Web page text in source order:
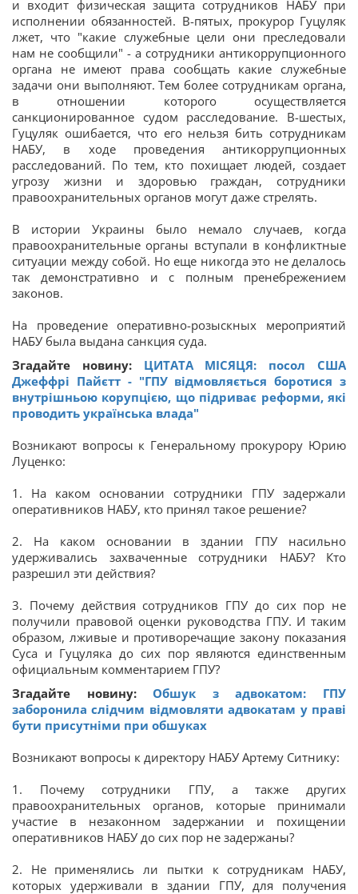
и входит физическая защита сотрудников НАБУ при
исполнении обязанностей. В-пятых, прокурор Гуцуляк
лжет, что "какие служебные цели они преследовали
нам не сообщили" - а сотрудники антикоррупционного
органа не имеют права сообщать какие служебные
задачи они выполняют. Тем более сотрудникам органа,
в отношении которого осуществляется
санкционированное судом расследование. В-шестых,
Гуцуляк ошибается, что его нельзя бить сотрудникам
НАБУ, в ходе проведения антикоррупционных
расследований. По тем, кто похищает людей, создает
угрозу жизни и здоровью граждан, сотрудники
правоохранительных органов могут даже стрелять.
В истории Украины было немало случаев, когда
правоохранительные органы вступали в конфликтные
ситуации между собой. Но еще никогда это не делалось
так демонстративно и с полным пренебрежением
законов.
На проведение оперативно-розыскных мероприятий
НАБУ была выдана санкция суда.
Згадайте новину: ЦИТАТА МІСЯЦЯ: посол США
Джеффрі Пайєтт - "ГПУ відмовляється боротися з
внутрішньою корупцією, що підриває реформи, які
проводить українська влада"
Возникают вопросы к Генеральному прокурору Юрию
Луценко:
1. На каком основании сотрудники ГПУ задержали
оперативников НАБУ, кто принял такое решение?
2. На каком основании в здании ГПУ насильно
удерживались захваченные сотрудники НАБУ? Кто
разрешил эти действия?
3. Почему действия сотрудников ГПУ до сих пор не
получили правовой оценки руководства ГПУ. И таким
образом, лживые и противоречащие закону показания
Суса и Гуцуляка до сих пор являются единственным
официальным комментарием ГПУ?
Згадайте новину: Обшук з адвокатом: ГПУ
заборонила слідчим відмовляти адвокатам у праві
бути присутніми при обшуках
Возникают вопросы к директору НАБУ Артему Ситнику:
1. Почему сотрудники ГПУ, а также других
правоохранительных органов, которые принимали
участие в незаконном задержании и похищении
оперативников НАБУ до сих пор не задержаны?
2. Не применялись ли пытки к сотрудникам НАБУ,
которых удерживали в здании ГПУ, для получения